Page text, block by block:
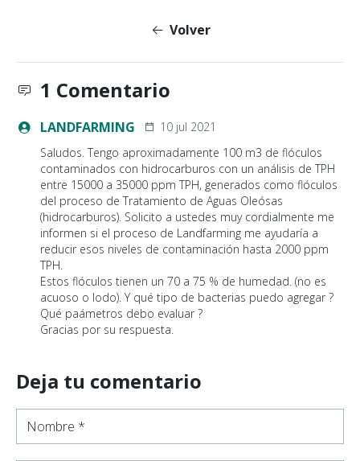
Volver
1 Comentario
LANDFARMING
10 jul 2021
Saludos. Tengo aproximadamente 100 m3 de flóculos
contaminados con hidrocarburos con un análisis de TPH
entre 15000 a 35000 ppm TPH, generados como flóculos
del proceso de Tratamiento de Aguas Oleósas
(hidrocarburos). Solicito a ustedes muy cordialmente me
informen si el proceso de Landfarming me ayudaría a
reducir esos niveles de contaminación hasta 2000 ppm
TPH.
Estos flóculos tienen un 70 a 75 % de humedad. (no es
acuoso o lodo). Y qué tipo de bacterias puedo agregar ?
Qué paámetros debo evaluar ?
Gracias por su respuesta.
Deja tu comentario
Nombre *